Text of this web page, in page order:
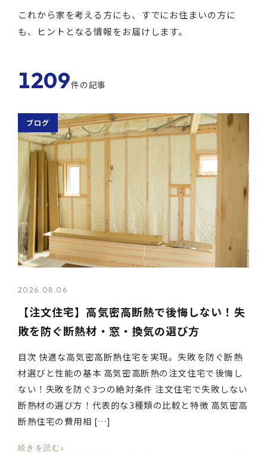
これから家を考える方にも、すでにお住まいの方に
も、ヒントとなる情報をお届けします。
1209件の記事
ブログ
2026.08.06
【注文住宅】高気密高断熱で後悔しない！失
敗を防ぐ断熱材・窓・換気の選び方
目次 快適な高気密高断熱住宅を実現。失敗を防ぐ断熱
材選びと性能の基本 高気密高断熱の注文住宅で後悔し
ない！失敗を防ぐ3つの絶対条件 注文住宅で失敗しない
断熱材の選び方！代表的な3種類の比較と特徴 高気密高
断熱住宅の費用相 […]
続きを読む ›